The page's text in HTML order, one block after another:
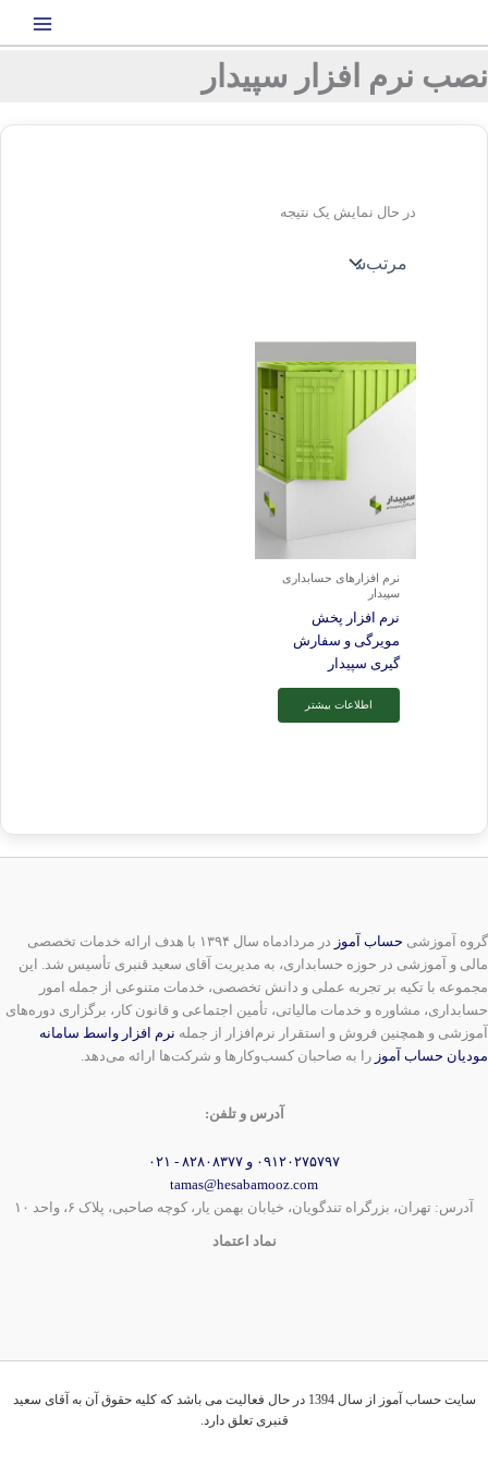
نصب نرم افزار سپیدار
در حال نمایش یک نتیجه
نرم افزارهای حسابداری
سپیدار
نرم افزار پخش
مویرگی و سفارش
گیری سپیدار
اطلاعات بیشتر
گروه آموزشی حساب آموز
در مردادماه سال ۱۳۹۴ با هدف ارائه خدمات تخصصی
مالی و آموزشی در حوزه حسابداری، به مدیریت آقای سعید قنبری تأسیس شد. این
مجموعه با تکیه بر تجربه عملی و دانش تخصصی، خدمات متنوعی از جمله امور
حسابداری، مشاوره و خدمات مالیاتی، تأمین اجتماعی و قانون کار، برگزاری دوره‌های
آموزشی و همچنین فروش و استقرار نرم‌افزار از جمله نرم افزار واسط سامانه
مودیان حساب آموز را به صاحبان کسب‌وکارها و شرکت‌ها ارائه می‌دهد.
آدرس و تلفن:
۰۹۱۲۰۲۷۵۷۹۷ و ۸۲۸۰۸۳۷۷ - ۰۲۱
tamas@hesabamooz.com
آدرس: تهران، بزرگراه تندگویان، خیابان بهمن یار، کوچه صاحبی، پلاک ۶، واحد ۱۰
نماد اعتماد
سایت حساب آموز از سال 1394 در حال فعالیت می باشد که کلیه حقوق آن به آقای سعید
قنبری تعلق دارد.